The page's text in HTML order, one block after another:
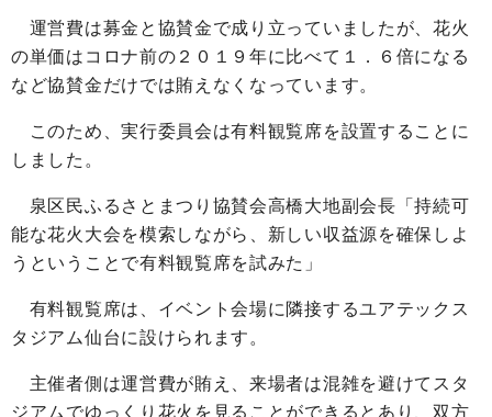
運営費は募金と協賛金で成り立っていましたが、花火
の単価はコロナ前の２０１９年に比べて１．６倍になる
など協賛金だけでは賄えなくなっています。
このため、実行委員会は有料観覧席を設置することに
しました。
泉区民ふるさとまつり協賛会高橋大地副会長「持続可
能な花火大会を模索しながら、新しい収益源を確保しよ
うということで有料観覧席を試みた」
有料観覧席は、イベント会場に隣接するユアテックス
タジアム仙台に設けられます。
主催者側は運営費が賄え、来場者は混雑を避けてスタ
ジアムでゆっくり花火を見ることができるとあり、双方